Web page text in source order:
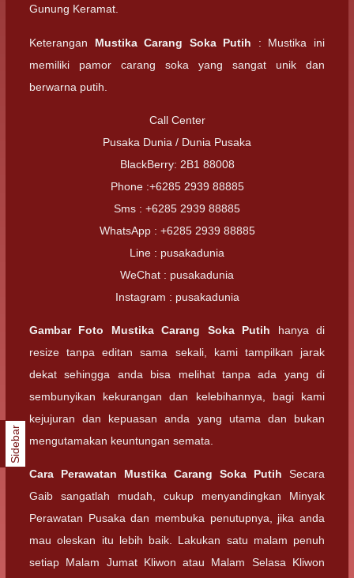
Gunung Keramat.
Keterangan Mustika Carang Soka Putih : Mustika ini
memiliki pamor carang soka yang sangat unik dan
berwarna putih.
Call Center
Pusaka Dunia / Dunia Pusaka
BlackBerry: 2B1 88008
Phone :+6285 2939 88885
Sms : +6285 2939 88885
WhatsApp : +6285 2939 88885
Line : pusakadunia
WeChat : pusakadunia
Instagram : pusakadunia
Gambar Foto Mustika Carang Soka Putih hanya di
resize tanpa editan sama sekali, kami tampilkan jarak
dekat sehingga anda bisa melihat tanpa ada yang di
sembunyikan kekurangan dan kelebihannya, bagi kami
kejujuran dan kepuasan anda yang utama dan bukan
mengutamakan keuntungan semata.
Cara Perawatan Mustika Carang Soka Putih Secara
Gaib sangatlah mudah, cukup menyandingkan Minyak
Perawatan Pusaka dan membuka penutupnya, jika anda
mau oleskan itu lebih baik. Lakukan satu malam penuh
setiap Malam Jumat Kliwon atau Malam Selasa Kliwon
Sidebar